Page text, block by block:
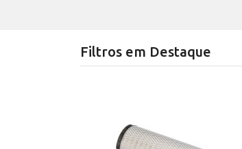
Filtros em Destaque